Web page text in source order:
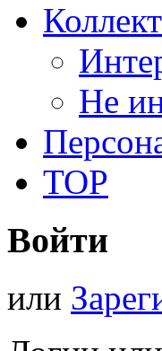
Не
TOP
Войти
или